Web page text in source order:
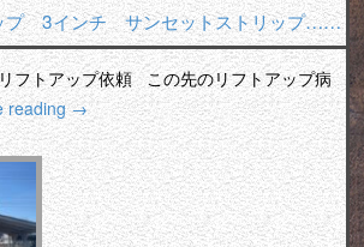
プ 3インチ サンセットストリップ……
フトアップ依頼 この先のリフトアップ病
reading→